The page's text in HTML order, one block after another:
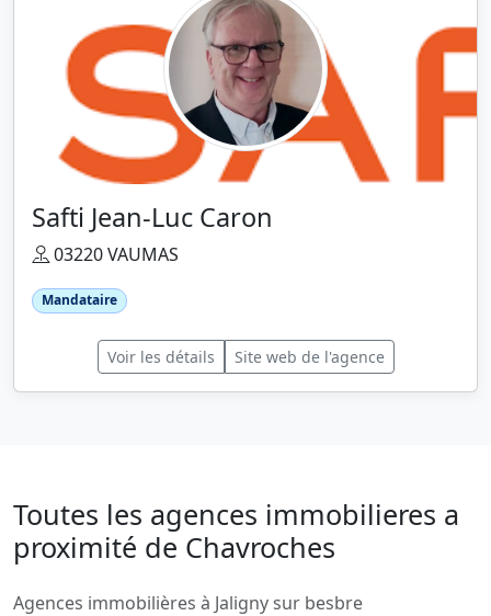
Safti Jean-Luc Caron
03220 VAUMAS
Mandataire
Voir les détails Site web de l'agence
Toutes les agences immobilieres a
proximité de Chavroches
Agences immobilières à Jaligny sur besbre